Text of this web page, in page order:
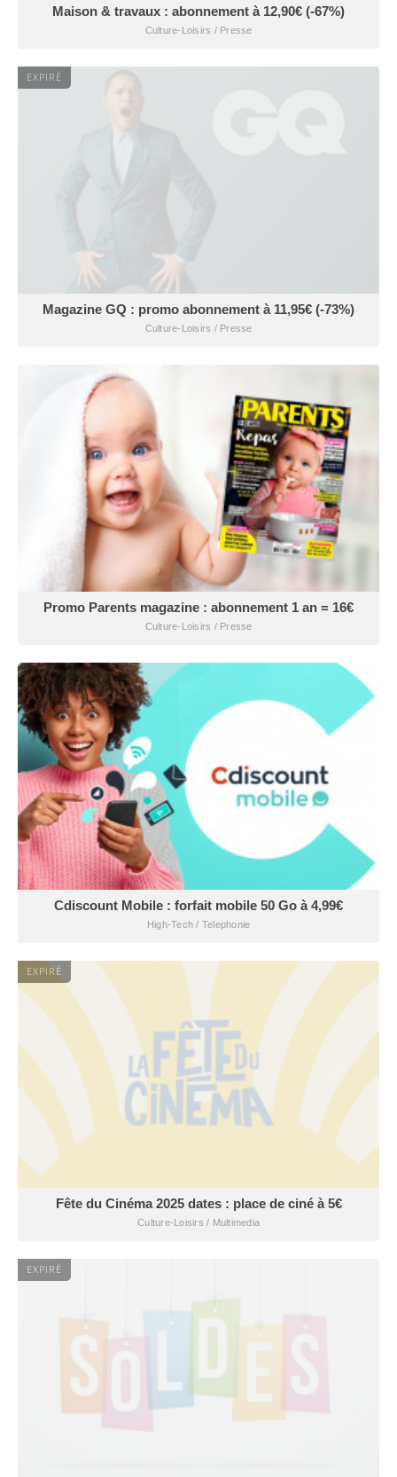
Maison & travaux : abonnement à 12,90€ (-67%)
Culture-Loisirs / Presse
EXPIRÉ
Magazine GQ : promo abonnement à 11,95€ (-73%)
Culture-Loisirs / Presse
Promo Parents magazine : abonnement 1 an = 16€
Culture-Loisirs / Presse
Cdiscount Mobile : forfait mobile 50 Go à 4,99€
High-Tech / Telephonie
EXPIRÉ
Fête du Cinéma 2025 dates : place de ciné à 5€
Culture-Loisirs / Multimedia
EXPIRÉ